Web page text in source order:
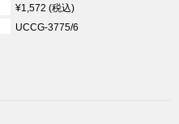
¥1,572 (税込)
UCCG-3775/6